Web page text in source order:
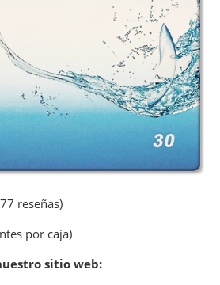
reseñas)
por caja)
sitio web: